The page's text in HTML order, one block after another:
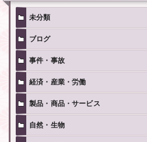
未分類
ブログ
事件・事故
経済・産業・労働
製品・商品・サービス
自然・生物